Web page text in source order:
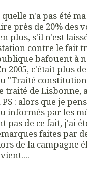
n'a pas été
près de 20% des
plus, s'il n'est
contre le fait
bafouent à
2005, c'était plus
"Traité
traité de Lisbonne,
: alors que je
informés par les
pas de ce fait, j'ai
faites par
de la campagne